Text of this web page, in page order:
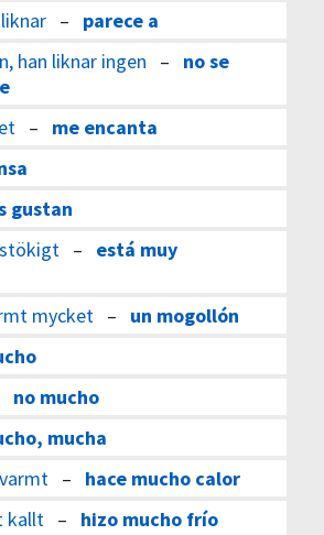
– parece a
han liknar ingen – no se
– me encanta
gustan
– está muy
mycket – un mogollón
no mucho
mucha
– hace mucho calor
kallt – hizo mucho frío